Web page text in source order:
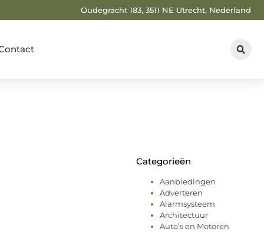
Oudegracht 183, 3511 NE Utrecht, Nederland
Categorieën
Aanbiedingen
Adverteren
Alarmsysteem
Architectuur
Auto’s en Motoren